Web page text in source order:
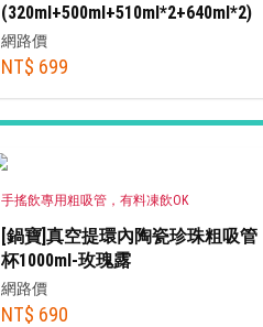
(320ml+500ml+510ml*2+640ml*2)
網路價
NT$ 699
手搖飲專用粗吸管，有料凍飲OK
[鍋寶]真空提環內陶瓷珍珠粗吸管
杯1000ml-玫瑰露
網路價
NT$ 690